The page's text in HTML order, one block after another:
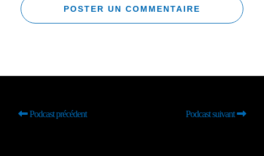
Podcast précédent Podcast suivant